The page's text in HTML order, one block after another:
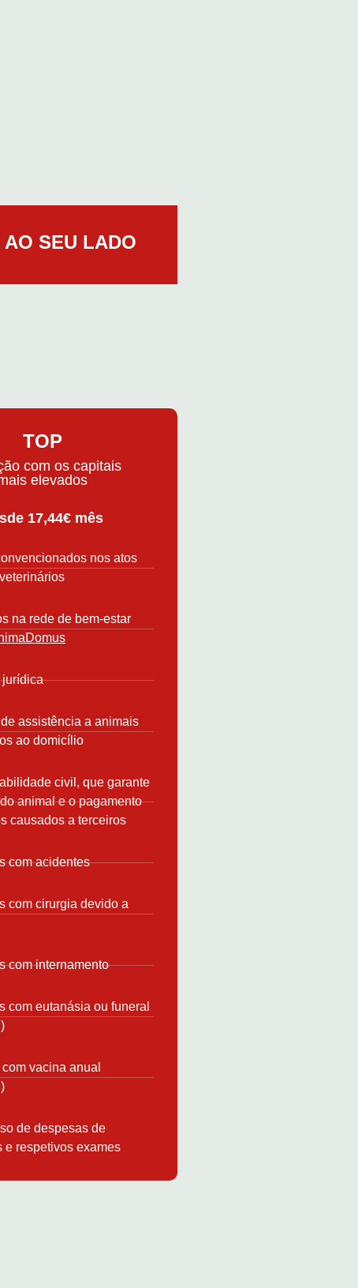
SEU LADO
TOP
com os capitais
elevados
17,44€ mês
nos atos
na rede de bem-estar
jurídica
assistência a animais
ao domicílio
civil, que garante
animal e o pagamento
causados a terceiros
com acidentes
com cirurgia devido a
com internamento
com eutanásia ou funeral
vacina anual
de despesas de
e respetivos exames